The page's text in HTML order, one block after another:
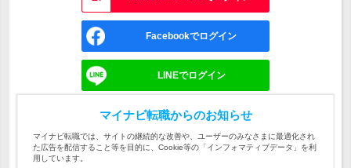
Facebookでログイン
LINEでログイン
Googleでログイン
Appleでサインイン
マイナビ転職からのお知らせ
マイナビ転職では、サイトの継続的な改善や、ユーザーのみなさまに最適化され
た広告を配信すること等を目的に、Cookie等の「インフォマティブデータ」を利
用しています。